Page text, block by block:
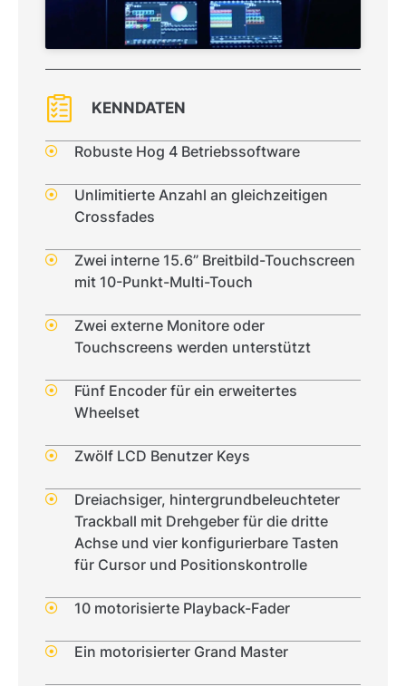
KENNDATEN
Robuste Hog 4 Betriebssoftware
Unlimitierte Anzahl an gleichzeitigen
Crossfades
Zwei interne 15.6” Breitbild-Touchscreen
mit 10-Punkt-Multi-Touch
Zwei externe Monitore oder
Touchscreens werden unterstützt
Fünf Encoder für ein erweitertes
Wheelset
Zwölf LCD Benutzer Keys
Dreiachsiger, hintergrundbeleuchteter
Trackball mit Drehgeber für die dritte
Achse und vier konfigurierbare Tasten
für Cursor und Positionskontrolle
10 motorisierte Playback-Fader
Ein motorisierter Grand Master